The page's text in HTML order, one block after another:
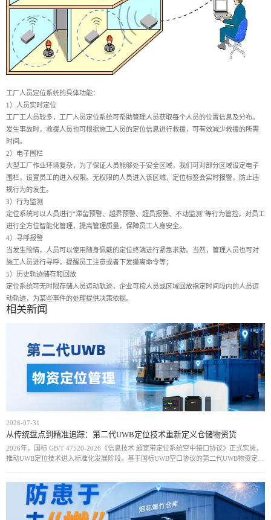
工厂人员定位系统的具体功能：
1）人员实时定位
工厂工人员较多，工厂人员定位系统可帮助管理人员获取每个人员的位置信息及分布。
发生事故时，救援人员也可根据施工人员的定位信息进行救援，可有效减少救援的所需
时间。
2）电子围栏
大型工厂作业环境复杂，为了保证人员能够处于安全区域，我们可对部分区域设定电子
围栏，设置员工的进入权限。无权限的人员进入该区域，定位标签会实时报警，防止违
规行为的发生。
3）行为监测
定位系统可以人员进行“滞留预警、越界预警、超员报警、不动监测”等行为管控，对员工
进行全方位智能化管理，提高管理质量，保障员工人身安全。
4）寻呼报警
当发生险情，人员可以使用随身佩戴的定位终端进行紧急求助。当然，管理人员也可对
施工人员进行寻呼，提醒员工注意或者下发撤离命令等；
5）历史轨迹储存和回放
定位系统可无时限存储人员运动轨迹，企业可按人员或区域回放指定时间段内的人员运
动轨迹，为某些事件的处理提供决策依据。
相关新闻
2026-07-31
从传统盘点到精准追踪：第二代UWB定位技术重新定义仓储物资货
2026年，国标 GB/T 47520-2026《信息技术 超宽带定位系统空中接口协议》正式实施，
推动UWB定位技术进入标准化发展阶段。基于国标UWB空口协议的第二代UWB物资定位